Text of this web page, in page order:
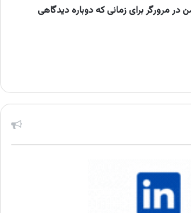
در مرورگر برای زمانی که دوباره دیدگاهی